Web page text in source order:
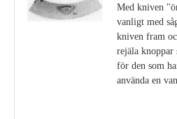
Med kniven
vanligt med
kniven fram
rejäla knoppar
för den som
använda en